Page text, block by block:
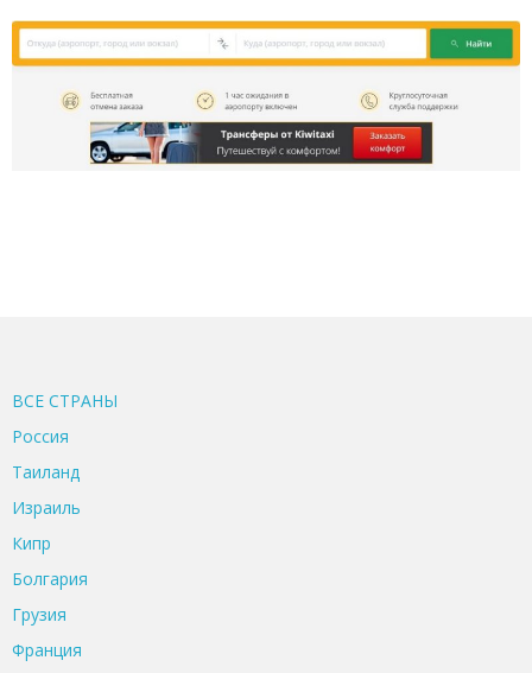
ВСЕ CТРАНЫ
Россия
Таиланд
Израиль
Кипр
Болгария
Грузия
Франция